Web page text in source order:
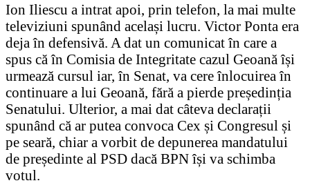
Ion Iliescu a intrat apoi, prin telefon, la mai multe
televiziuni spunând același lucru. Victor Ponta era
deja în defensivă. A dat un comunicat în care a
spus că în Comisia de Integritate cazul Geoană își
urmează cursul iar, în Senat, va cere înlocuirea în
continuare a lui Geoană, fără a pierde președinția
Senatului. Ulterior, a mai dat câteva declarații
spunând că ar putea convoca Cex și Congresul și
pe seară, chiar a vorbit de depunerea mandatului
de președinte al PSD dacă BPN își va schimba
votul.